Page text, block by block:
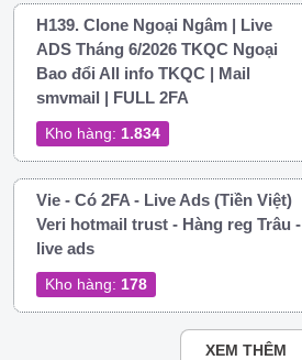
H139. Clone Ngoại Ngâm | Live
ADS Tháng 6/2026 TKQC Ngoại
Bao đổi All info TKQC | Mail
smvmail | FULL 2FA
Kho hàng: 1.834
Vie - Có 2FA - Live Ads (Tiền Việt)
Veri hotmail trust - Hàng reg Trâu -
live ads
Kho hàng: 178
XEM THÊM